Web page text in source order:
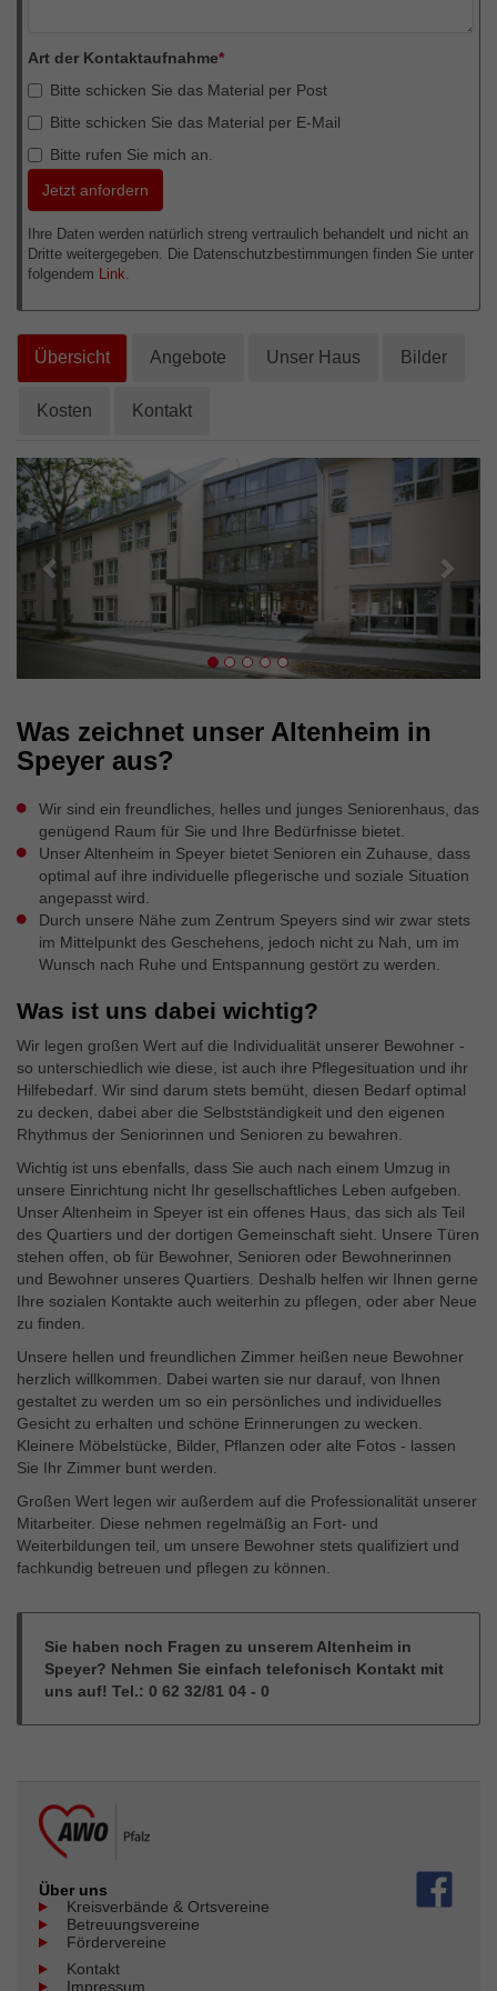
Art der Kontaktaufnahme*
Bitte schicken Sie das Material per Post
Bitte schicken Sie das Material per E-Mail
Bitte rufen Sie mich an.
Ihre Daten werden natürlich streng vertraulich behandelt und nicht an
Dritte weitergegeben. Die Datenschutzbestimmungen finden Sie unter
folgendem Link.
Übersicht Angebote Unser Haus Bilder
Kosten Kontakt
Zurück
Was zeichnet unser Altenheim in
Speyer aus?
Wir sind ein freundliches, helles und junges Seniorenhaus, das
genügend Raum für Sie und Ihre Bedürfnisse bietet.
Unser Altenheim in Speyer bietet Senioren ein Zuhause, dass
optimal auf ihre individuelle pflegerische und soziale Situation
angepasst wird.
Durch unsere Nähe zum Zentrum Speyers sind wir zwar stets
im Mittelpunkt des Geschehens, jedoch nicht zu Nah, um im
Wunsch nach Ruhe und Entspannung gestört zu werden.
Was ist uns dabei wichtig?
Wir legen großen Wert auf die Individualität unserer Bewohner -
so unterschiedlich wie diese, ist auch ihre Pflegesituation und ihr
Hilfebedarf. Wir sind darum stets bemüht, diesen Bedarf optimal
zu decken, dabei aber die Selbstständigkeit und den eigenen
Rhythmus der Seniorinnen und Senioren zu bewahren.
Wichtig ist uns ebenfalls, dass Sie auch nach einem Umzug in
unsere Einrichtung nicht Ihr gesellschaftliches Leben aufgeben.
Unser Altenheim in Speyer ist ein offenes Haus, das sich als Teil
des Quartiers und der dortigen Gemeinschaft sieht. Unsere Türen
stehen offen, ob für Bewohner, Senioren oder Bewohnerinnen
und Bewohner unseres Quartiers. Deshalb helfen wir Ihnen gerne
Ihre sozialen Kontakte auch weiterhin zu pflegen, oder aber Neue
zu finden.
Unsere hellen und freundlichen Zimmer heißen neue Bewohner
herzlich willkommen. Dabei warten sie nur darauf, von Ihnen
gestaltet zu werden um so ein persönliches und individuelles
Gesicht zu erhalten und schöne Erinnerungen zu wecken.
Kleinere Möbelstücke, Bilder, Pflanzen oder alte Fotos - lassen
Sie Ihr Zimmer bunt werden.
Großen Wert legen wir außerdem auf die Professionalität unserer
Mitarbeiter. Diese nehmen regelmäßig an Fort- und
Weiterbildungen teil, um unsere Bewohner stets qualifiziert und
fachkundig betreuen und pflegen zu können.
Sie haben noch Fragen zu unserem Altenheim in
Speyer? Nehmen Sie einfach telefonisch Kontakt mit
uns auf! Tel.: 0 62 32/81 04 - 0
Über uns
Kreisverbände & Ortsvereine
Betreuungsvereine
Fördervereine
Kontakt
Impressum
Ihnen zusätzliche Informationen anzubieten.